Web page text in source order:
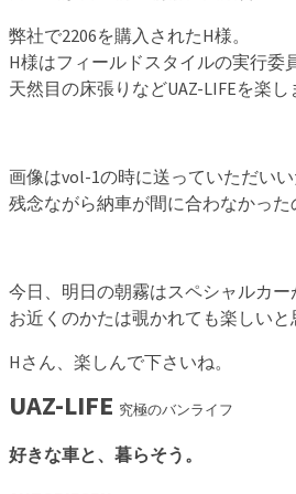
弊社で2206を購入されたH様。
H様はフィールドスタイルの実行委
天然目の床張りなどUAZ-LIFEを楽し
画像はvol-1の時に送っていただいい
残念ながら納車が間に合わなかった
今日、明日の朝霧はスペシャルカー
お近くのかたは覗かれても楽しいと
Hさん、楽しんで下さいね。
UAZ-LIFE 究極のバンライフ
好きな車と、暮らそう。